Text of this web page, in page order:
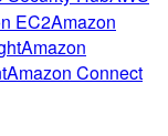
EC2Amazon
Amazon
Amazon Connect